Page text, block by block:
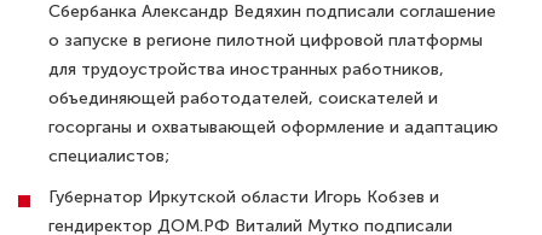
Сбербанка Александр Ведяхин подписали соглашение
о запуске в регионе пилотной цифровой платформы
для трудоустройства иностранных работников,
объединяющей работодателей, соискателей и
госорганы и охватывающей оформление и адаптацию
специалистов;
Губернатор Иркутской области Игорь Кобзев и
гендиректор ДОМ.РФ Виталий Мутко подписали